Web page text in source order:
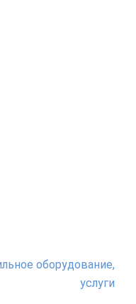
оборудование,
услуги